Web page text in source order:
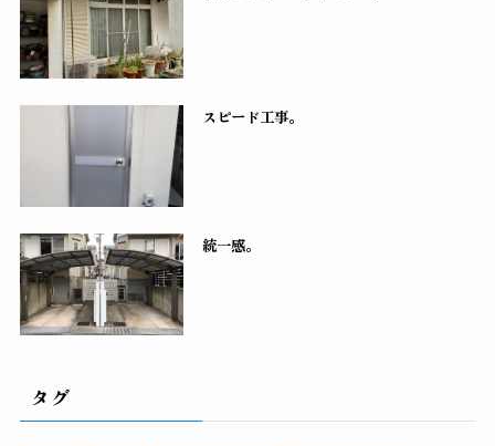
スピード工事。
統一感。
タグ